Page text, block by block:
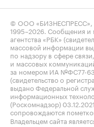
© ООО
1995–2026. Сообщения и
агентства «РБК»
массовой информации
по надзору в сфере
и массовых
за номером ИА №ФС77-
(свидетельство о
выдано Федеральной
информационных
(Роскомнадзор)
сопровождаются
Владельцем сайта